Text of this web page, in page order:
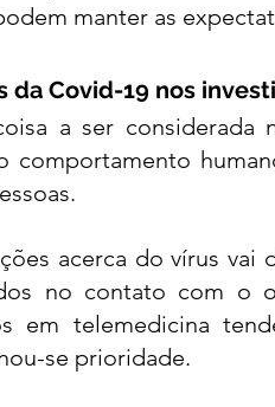
manter as
da Covid-19 nos
a ser considerada
comportamento
acerca do vírus vai
no contato com o
em telemedicina
se prioridade.